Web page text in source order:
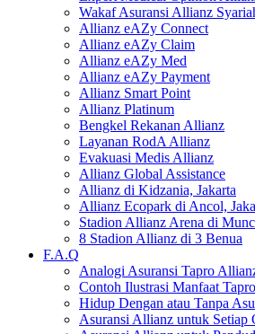
Wakaf Asuransi Allianz
Allianz eAZy Connect
Allianz eAZy Claim
Allianz eAZy Med
Allianz eAZy Payment
Allianz Smart Point
Allianz Platinum
Bengkel Rekanan Allianz
Layanan RodA Allianz
Evakuasi Medis Allianz
Allianz Global Assistance
Allianz di Kidzania, Jakarta
Allianz Ecopark di Ancol,
Stadion Allianz Arena di
8 Stadion Allianz di 3 Benua
F.A.Q
Analogi Asuransi Tapro
Contoh Ilustrasi Manfaat Tapro
Hidup Dengan atau Tanpa
Asuransi Allianz untuk Setiap